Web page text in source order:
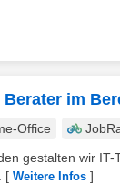
im
Office
gestalten wir
[ Weitere Infos ]